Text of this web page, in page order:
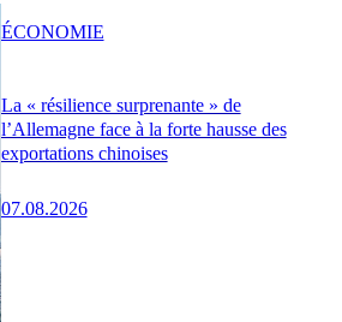
La « résilience surprenante » de
l’Allemagne face à la forte hausse des
exportations chinoises
07.08.2026
ÉCONOMIE